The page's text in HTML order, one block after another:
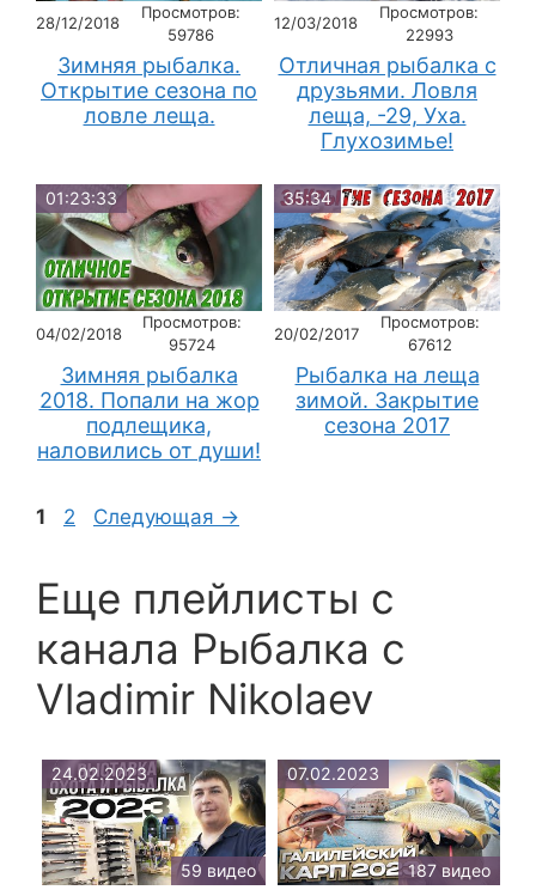
28/12/2018
Просмотров:
59786
Зимняя рыбалка.
Открытие сезона по
ловле леща.
12/03/2018
Просмотров:
22993
Отличная рыбалка с
друзьями. Ловля
леща, -29, Уха.
Глухозимье!
01:23:33
04/02/2018
Просмотров:
95724
Зимняя рыбалка
2018. Попали на жор
подлещика,
наловились от души!
35:34
20/02/2017
Просмотров:
67612
Рыбалка на леща
зимой. Закрытие
сезона 2017
Страница
1 Страница
2 Следующая →
Еще плейлисты c
канала Рыбалка с
Vladimir Nikolaev
24.02.2023
59 видео
07.02.2023
187 видео